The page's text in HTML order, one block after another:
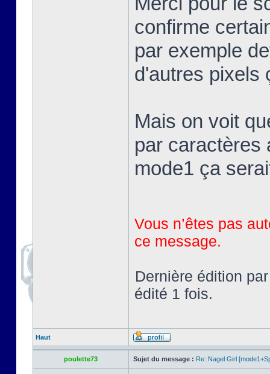
confirme
par exemple
d'autres pixels
Mais on voit
par caractères
mode1 ça
Vous n’êtes pas
ce message.
Dernière édition
édité 1 fois.
Haut
poulette73 Sujet du message : Re: Nagel Girl